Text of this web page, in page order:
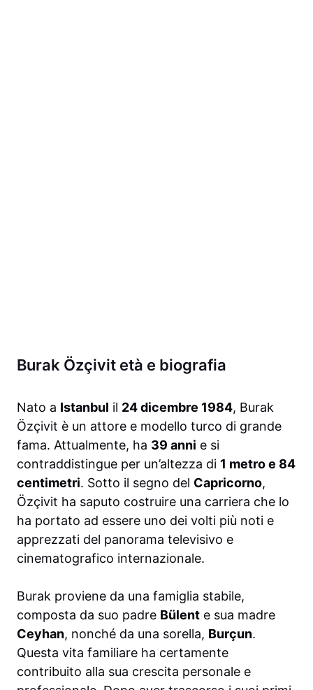
Burak Özçivit età e biografia
Nato a Istanbul il 24 dicembre 1984, Burak
Özçivit è un attore e modello turco di grande
fama. Attualmente, ha 39 anni e si
contraddistingue per un’altezza di 1 metro e 84
centimetri. Sotto il segno del Capricorno,
Özçivit ha saputo costruire una carriera che lo
ha portato ad essere uno dei volti più noti e
apprezzati del panorama televisivo e
cinematografico internazionale.
Burak proviene da una famiglia stabile,
composta da suo padre Bülent e sua madre
Ceyhan, nonché da una sorella, Burçun.
Questa vita familiare ha certamente
contribuito alla sua crescita personale e